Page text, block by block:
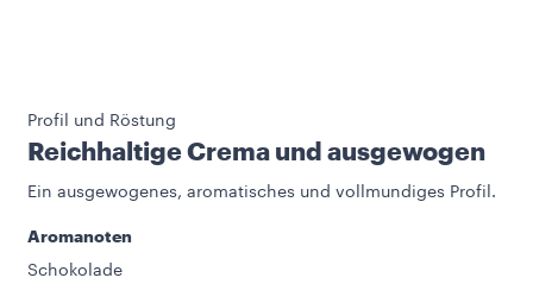
Profil und Röstung
Reichhaltige Crema und ausgewogen
Ein ausgewogenes, aromatisches und vollmundiges Profil.
Aromanoten
Schokolade